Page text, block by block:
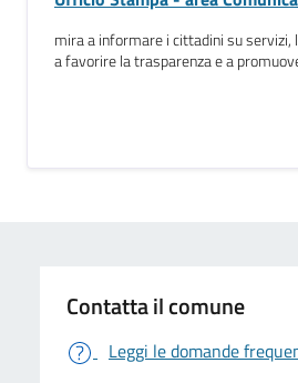
mira a informare i cittadini su servizi,
a favorire la trasparenza e a
Contatta il comune
Leggi le domande